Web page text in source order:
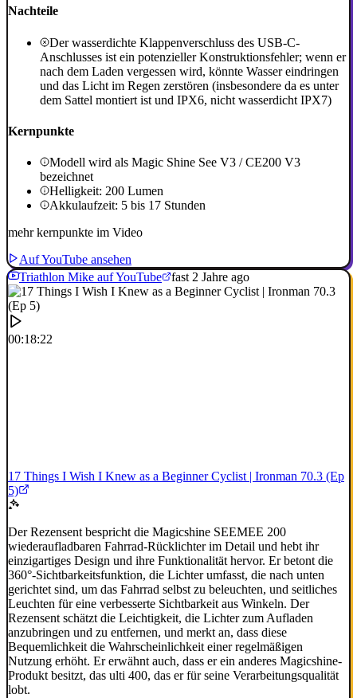
Nachteile
Der wasserdichte Klappenverschluss des USB-C-
Anschlusses ist ein potenzieller Konstruktionsfehler; wenn er
nach dem Laden vergessen wird, könnte Wasser eindringen
und das Licht im Regen zerstören (insbesondere da es unter
dem Sattel montiert ist und IPX6, nicht wasserdicht IPX7)
Kernpunkte
Modell wird als Magic Shine See V3 / CE200 V3
bezeichnet
Helligkeit: 200 Lumen
Akkulaufzeit: 5 bis 17 Stunden
mehr kernpunkte im Video
Auf YouTube ansehen
Triathlon Mike auf YouTube
fast 2 Jahre ago
00:18:22
17 Things I Wish I Knew as a Beginner Cyclist | Ironman 70.3 (Ep
5)
Der Rezensent bespricht die Magicshine SEEMEE 200
wiederaufladbaren Fahrrad-Rücklichter im Detail und hebt ihr
einzigartiges Design und ihre Funktionalität hervor. Er betont die
360°-Sichtbarkeitsfunktion, die Lichter umfasst, die nach unten
gerichtet sind, um das Fahrrad selbst zu beleuchten, und seitliches
Leuchten für eine verbesserte Sichtbarkeit aus Winkeln. Der
Rezensent schätzt die Leichtigkeit, die Lichter zum Aufladen
anzubringen und zu entfernen, und merkt an, dass diese
Bequemlichkeit die Wahrscheinlichkeit einer regelmäßigen
Nutzung erhöht. Er erwähnt auch, dass er ein anderes Magicshine-
Produkt besitzt, das ulti 400, das er für seine Verarbeitungsqualität
lobt.